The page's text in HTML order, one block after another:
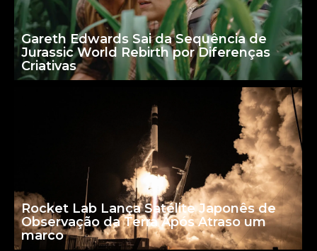
Gareth Edwards Sai da Sequência de
Jurassic World Rebirth por Diferenças
Criativas
Rocket Lab Lança Satélite Japonês de
Observação da Terra Após Atraso um
marco